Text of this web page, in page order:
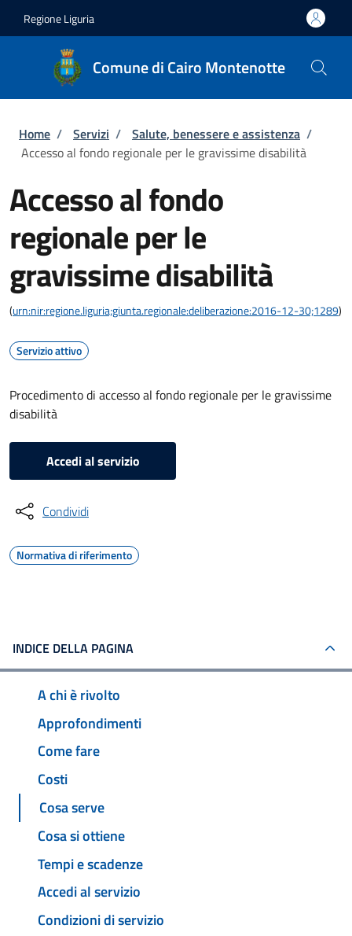
Regione Liguria
Comune di Cairo Montenotte
Briciole di pane
Home / Servizi / Salute, benessere e assistenza /
Accesso al fondo regionale per le gravissime disabilità
Accesso al fondo
regionale per le
gravissime disabilità
(urn:nir:regione.liguria;giunta.regionale:deliberazione:2016-12-30;1289)
Servizio attivo
Procedimento di accesso al fondo regionale per le gravissime
disabilità
Accedi al servizio
Condividi
Normativa di riferimento
INDICE DELLA PAGINA
A chi è rivolto
Approfondimenti
Come fare
Costi
Cosa serve
Cosa si ottiene
Tempi e scadenze
Accedi al servizio
Condizioni di servizio